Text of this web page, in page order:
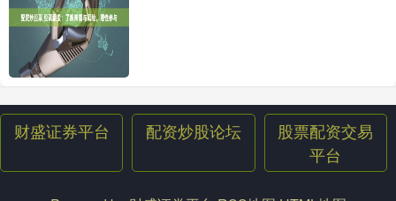
财盛证券平台 配资炒股论坛
股票配资交易
平台